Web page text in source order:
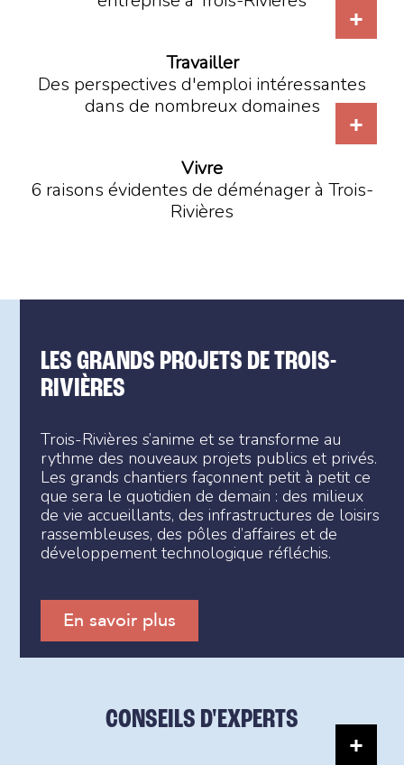
Travailler
Des perspectives d'emploi intéressantes
dans de nombreux domaines
Vivre
6 raisons évidentes de déménager à Trois-
Rivières
LES GRANDS PROJETS DE TROIS-
RIVIÈRES
Trois-Rivières s’anime et se transforme au
rythme des nouveaux projets publics et privés.
Les grands chantiers façonnent petit à petit ce
que sera le quotidien de demain : des milieux
de vie accueillants, des infrastructures de loisirs
rassembleuses, des pôles d’affaires et de
développement technologique réfléchis.
En savoir plus
CONSEILS D'EXPERTS